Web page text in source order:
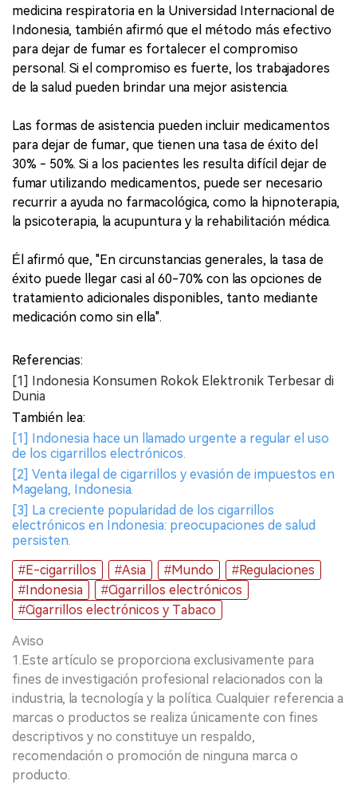
medicina respiratoria en la Universidad Internacional de
Indonesia, también afirmó que el método más efectivo
para dejar de fumar es fortalecer el compromiso
personal. Si el compromiso es fuerte, los trabajadores
de la salud pueden brindar una mejor asistencia.
Las formas de asistencia pueden incluir medicamentos
para dejar de fumar, que tienen una tasa de éxito del
30% - 50%. Si a los pacientes les resulta difícil dejar de
fumar utilizando medicamentos, puede ser necesario
recurrir a ayuda no farmacológica, como la hipnoterapia,
la psicoterapia, la acupuntura y la rehabilitación médica.
Él afirmó que, "En circunstancias generales, la tasa de
éxito puede llegar casi al 60-70% con las opciones de
tratamiento adicionales disponibles, tanto mediante
medicación como sin ella".
Referencias:
[1] Indonesia Konsumen Rokok Elektronik Terbesar di
Dunia
También lea:
[1] Indonesia hace un llamado urgente a regular el uso
de los cigarrillos electrónicos.
[2] Venta ilegal de cigarrillos y evasión de impuestos en
Magelang, Indonesia.
[3] La creciente popularidad de los cigarrillos
electrónicos en Indonesia: preocupaciones de salud
persisten.
#E-cigarrillos
#Asia #Mundo
#Regulaciones
#Indonesia
#Cigarrillos electrónicos
#Cigarrillos electrónicos y Tabaco
Aviso
1.Este artículo se proporciona exclusivamente para
fines de investigación profesional relacionados con la
industria, la tecnología y la política. Cualquier referencia a
marcas o productos se realiza únicamente con fines
descriptivos y no constituye un respaldo,
recomendación o promoción de ninguna marca o
producto.